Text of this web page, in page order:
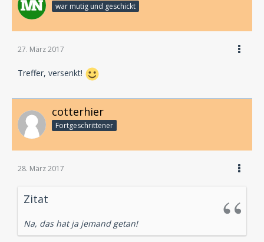
war mutig und geschickt
27. März 2017
Treffer, versenkt!
cotterhier
Fortgeschrittener
28. März 2017
Zitat
Na, das hat ja jemand getan!